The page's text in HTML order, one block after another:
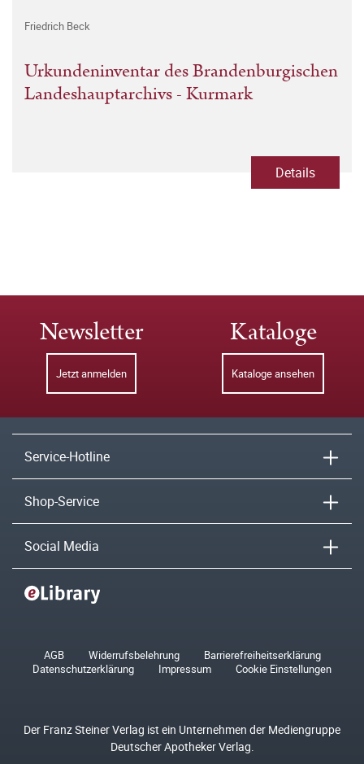
Friedrich Beck
Urkundeninventar des Brandenburgischen
Landeshauptarchivs - Kurmark
Details
Newsletter
Jetzt anmelden
Kataloge
Kataloge ansehen
Service-Hotline
Shop-Service
Social Media
AGB Widerrufsbelehrung
Barrierefreiheitserklärung
Datenschutzerklärung
Impressum Cookie Einstellungen
Der Franz Steiner Verlag ist ein Unternehmen der Mediengruppe
Deutscher Apotheker Verlag.